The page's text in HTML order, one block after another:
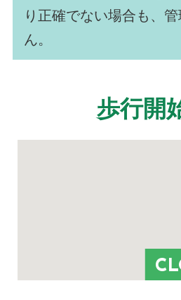
り正確でない場合も、
ん。
歩行開